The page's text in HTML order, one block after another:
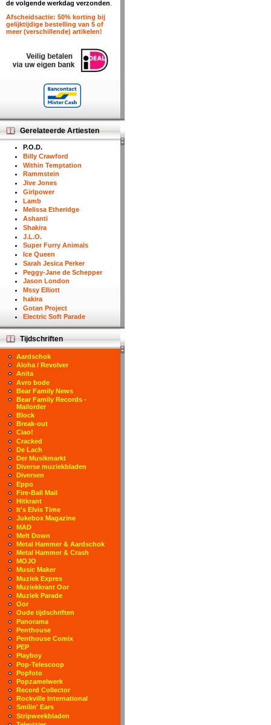
de volgende werkdag verzonden
Afscheidsactie: 50% korting bij
gelijktijdige bestelling van 5 of
meer (verschillende) artikelen!
Gerelateerde Artiesten
P.O.D.
Billy Crawford
Within Temptation
Rammstein
Jive Jones
Girlpower
Lamb
Melissa Etheridge
Ashanti
Shakira
J.L.O.
Super Furry Animals
Ice Queen
Sarah Jesica Perker
Peggy-Jane de Schepper
Jason London
Mssy Elliott
hakira
Gotan Project
Electric Soft Parade
Tijdschriften
Aardschok
Aloha / Revolver
Anita
Avro bode
Bear Family News
Bear Family Records -
Mailorder
Block
Break-out
Ciao!
Cracked
De Lach
Der Musikmarkt
Diverse muziekbladen
Diversen
Eppo
Fire-Ball Mail
Hitkrant
It's Elvis Time
Jukebox Magazine
MAD
Melt Down
Metal Hammer & Aardschok
Metal Hammer & Crash
MOJO
Music Maker
Muziek Expres
Muziekkrant Oor
Muziek Parade
Oor
Oude tijdschriften
Panorama
Penthouse
Penthouse Comix
PEP
Playboy
Pop-Telescoop
Popfoto
Popzamelwerk
Record Collector
Rockville International
Smilin' Ears
Stripweekbladen